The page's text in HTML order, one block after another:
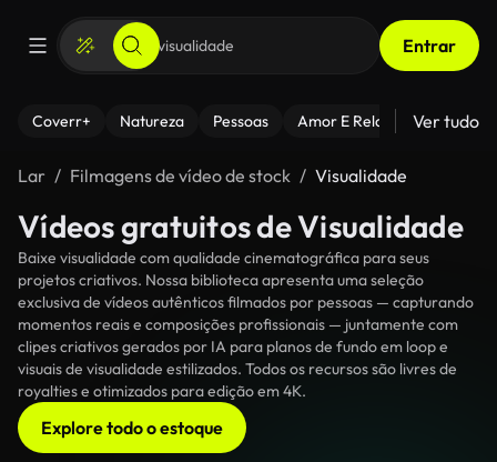
Entrar
Coverr+ Natureza Pessoas Amor E Relacionamentos
Ver tudo
Lar Filmagens de vídeo de stock Visualidade
Vídeos gratuitos de Visualidade
Baixe visualidade com qualidade cinematográfica para seus
projetos criativos. Nossa biblioteca apresenta uma seleção
exclusiva de vídeos autênticos filmados por pessoas — capturando
momentos reais e composições profissionais — juntamente com
clipes criativos gerados por IA para planos de fundo em loop e
visuais de visualidade estilizados. Todos os recursos são livres de
royalties e otimizados para edição em 4K.
Explore todo o estoque